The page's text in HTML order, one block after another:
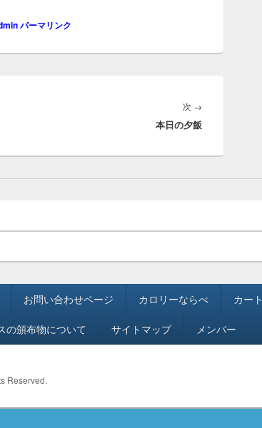
パーマリンク
次 →
稿:
本日の夕飯
お問い合わせページ カロリーならべ カート
の頒布物について サイトマップ メンバー
Reserved.